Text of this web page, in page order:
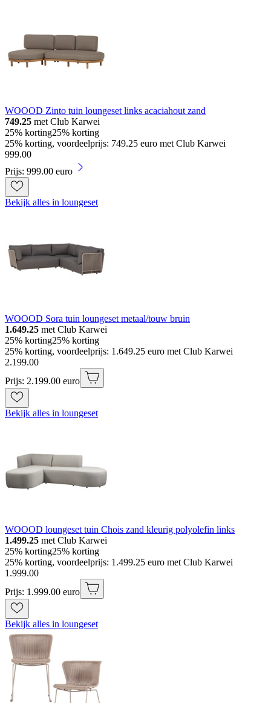
WOOOD Zinto tuin loungeset links acaciahout zand
749.25 met Club Karwei
25% korting25% korting
25% korting, voordeelprijs: 749.25 euro met Club Karwei
999.00
Prijs: 999.00 euro
Bekijk alles in loungeset
WOOOD Sora tuin loungeset metaal/touw bruin
1.649.25 met Club Karwei
25% korting25% korting
25% korting, voordeelprijs: 1.649.25 euro met Club Karwei
2.199.00
Prijs: 2.199.00 euro
Bekijk alles in loungeset
WOOOD loungeset tuin Chois zand kleurig polyolefin links
1.499.25 met Club Karwei
25% korting25% korting
25% korting, voordeelprijs: 1.499.25 euro met Club Karwei
1 .999.00
Prijs: 1.999.00 euro
Bekijk alles in loungeset